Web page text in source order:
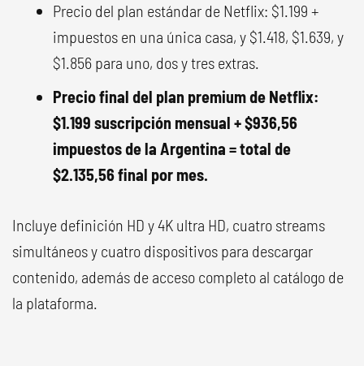
Precio del plan estándar de Netflix: $1.199 +
impuestos en una única casa, y $1.418, $1.639, y
$1.856 para uno, dos y tres extras.
Precio final del plan premium de Netflix:
$1.199 suscripción mensual + $936,56
impuestos de la Argentina = total de
$2.135,56 final por mes.
Incluye definición HD y 4K ultra HD, cuatro streams
simultáneos y cuatro dispositivos para descargar
contenido, además de acceso completo al catálogo de
la plataforma.